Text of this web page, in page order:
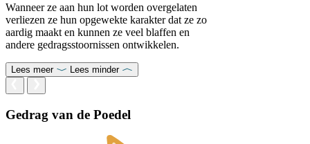
Wanneer ze aan hun lot worden overgelaten
verliezen ze hun opgewekte karakter dat ze zo
aardig maakt en kunnen ze veel blaffen en
andere gedragsstoornissen ontwikkelen.
Lees meer Lees minder
Gedrag van de Poedel